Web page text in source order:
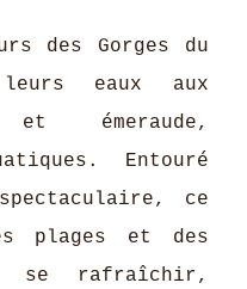
des Gorges du
eaux aux
émeraude,
Entouré
ce
plages et des
se rafraîchir,